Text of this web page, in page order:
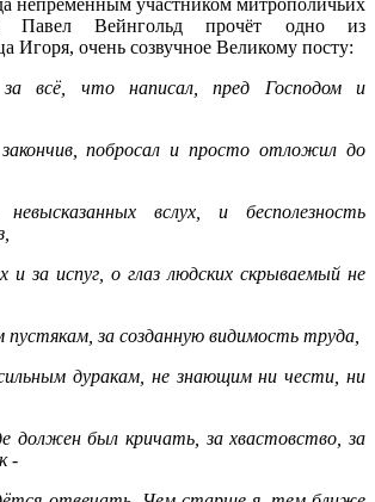
Павел Вейнгольд прочёт одно из
Игоря, очень созвучное Великому посту:
всё, что написал, пред Господом и
побросал и просто отложил до
вслух, и бесполезность
и за испуг, о глаз людских скрываемый не
пустякам, за созданную видимость труда,
дуракам, не знающим ни чести, ни
должен был кричать, за хвастовство, за
-